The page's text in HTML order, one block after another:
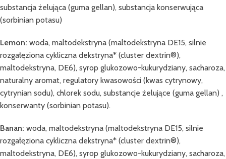
substancja żelująca (guma gellan), substancja konserwująca
(sorbinian potasu)
Lemon: woda, maltodekstryna (maltodekstryna DE15, silnie
rozgałęziona cykliczna dekstryna* (cluster dextrin®),
maltodekstryna, DE6), syrop glukozowo-kukurydziany, sacharoza,
naturalny aromat, regulatory kwasowości (kwas cytrynowy,
cytrynian sodu), chlorek sodu, substancje żelujące (guma gellan) ,
konserwanty (sorbinian potasu).
Banan: woda, maltodekstryna (maltodekstryna DE15, silnie
rozgałęziona cykliczna dekstryna* (cluster dextrin®),
maltodekstryna, DE6), syrop glukozowo-kukurydziany, sacharoza,